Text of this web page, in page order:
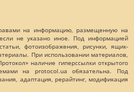
на информацию, размещенную на
не указано иное. Под информацией
фотоизображения, рисунки, ящик-
При использовании материалов,
наличие гиперссылки открытого
на protocol.ua обязательна. Под
адаптация, рерайтинг, модификация